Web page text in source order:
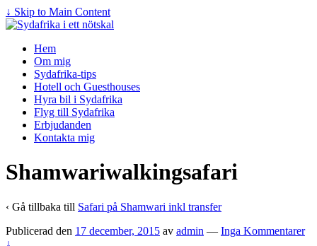
↓ Skip to Main Content
Hem
Om mig
Sydafrika-tips
Hotell och Guesthouses
Hyra bil i Sydafrika
Flyg till Sydafrika
Erbjudanden
Kontakta mig
Shamwariwalkingsafari
‹ Gå tillbaka till Safari på Shamwari inkl transfer
Publicerad den 17 december, 2015 av admin — Inga Kommentarer
↓